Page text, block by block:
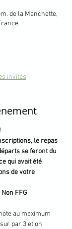
de la Manchette,
invités
le repas
se feront du
qui avait été
de votre
FFG
au maximum
par 3 et on